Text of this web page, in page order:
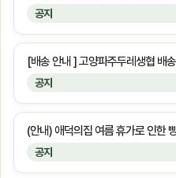
공지
공지
[배송 안내 ] 고양파주두레생협 배
공지
(안내) 애덕의집 여름 휴가로 인한